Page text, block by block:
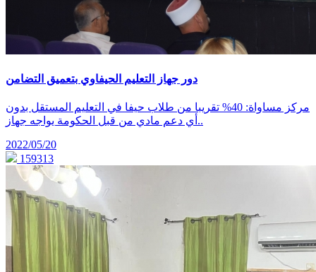
دور جهاز التعليم الحيفاوي بتعميق التضامن
مركز مساواة: 40% تقريبا من طلاب حيفا في التعليم المستقل بدون
أي دعم مادي من قبل الحكومة يواجه جهاز..
2022/05/20
159313